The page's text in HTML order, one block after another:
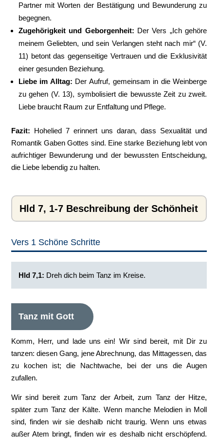
Partner mit Worten der Bestätigung und Bewunderung zu
begegnen.
Zugehörigkeit und Geborgenheit: Der Vers „Ich gehöre
meinem Geliebten, und sein Verlangen steht nach mir“ (V.
11) betont das gegenseitige Vertrauen und die Exklusivität
einer gesunden Beziehung.
Liebe im Alltag: Der Aufruf, gemeinsam in die Weinberge
zu gehen (V. 13), symbolisiert die bewusste Zeit zu zweit.
Liebe braucht Raum zur Entfaltung und Pflege.
Fazit: Hohelied 7 erinnert uns daran, dass Sexualität und
Romantik Gaben Gottes sind. Eine starke Beziehung lebt von
aufrichtiger Bewunderung und der bewussten Entscheidung,
die Liebe lebendig zu halten.
Hld 7, 1-7 Beschreibung der Schönheit
Vers 1 Schöne Schritte
Hld 7,1: Dreh dich beim Tanz im Kreise.
Tanz mit Gott
Komm, Herr, und lade uns ein! Wir sind bereit, mit Dir zu
tanzen: diesen Gang, jene Abrechnung, das Mittagessen, das
zu kochen ist; die Nachtwache, bei der uns die Augen
zufallen.
Wir sind bereit zum Tanz der Arbeit, zum Tanz der Hitze,
später zum Tanz der Kälte. Wenn manche Melodien in Moll
sind, finden wir sie deshalb nicht traurig. Wenn uns etwas
außer Atem bringt, finden wir es deshalb nicht erschöpfend.